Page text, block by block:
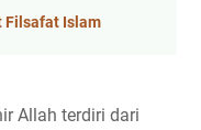
Filsafat Islam
Allah terdiri dari